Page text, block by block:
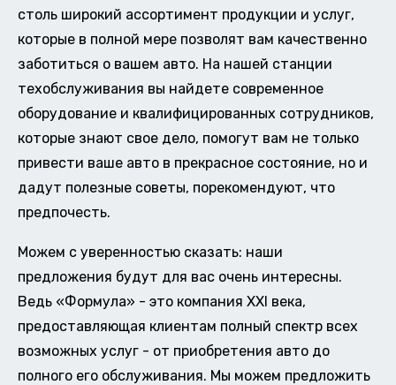
столь широкий ассортимент продукции и услуг,
которые в полной мере позволят вам качественно
заботиться о вашем авто. На нашей станции
техобслуживания вы найдете современное
оборудование и квалифицированных сотрудников,
которые знают свое дело, помогут вам не только
привести ваше авто в прекрасное состояние, но и
дадут полезные советы, порекомендуют, что
предпочесть.
Можем с уверенностью сказать: наши
предложения будут для вас очень интересны.
Ведь «Формула» - это компания XXI века,
предоставляющая клиентам полный спектр всех
возможных услуг - от приобретения авто до
полного его обслуживания. Мы можем предложить